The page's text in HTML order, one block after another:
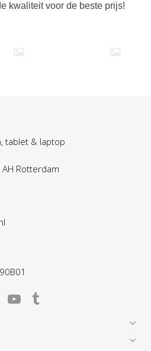
kwaliteit voor de beste prijs!
tablet & laptop
Rotterdam